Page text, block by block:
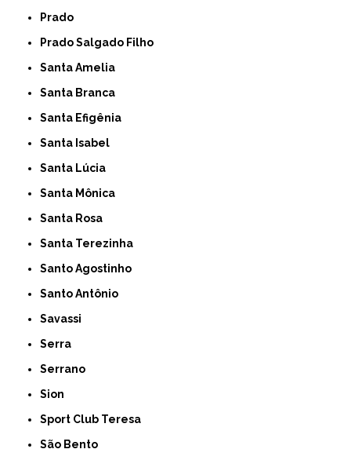
Prado
Prado Salgado Filho
Santa Amelia
Santa Branca
Santa Efigênia
Santa Isabel
Santa Lúcia
Santa Mônica
Santa Rosa
Santa Terezinha
Santo Agostinho
Santo Antônio
Savassi
Serra
Serrano
Sion
Sport Club Teresa
São Bento